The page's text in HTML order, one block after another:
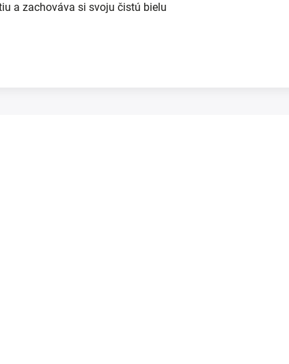
a zachováva si svoju čistú bielu